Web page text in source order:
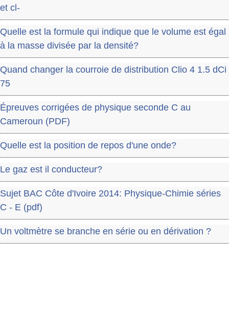
et cl-
Quelle est la formule qui indique que le volume est égal
à la masse divisée par la densité?
Quand changer la courroie de distribution Clio 4 1.5 dCi
75
Épreuves corrigées de physique seconde C au
Cameroun (PDF)
Quelle est la position de repos d'une onde?
Le gaz est il conducteur?
Sujet BAC Côte d'Ivoire 2014: Physique-Chimie séries
C - E (pdf)
Un voltmètre se branche en série ou en dérivation ?